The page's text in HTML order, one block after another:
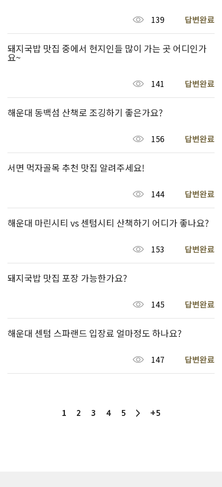
139 답변완료
돼지국밥 맛집 중에서 현지인들 많이 가는 곳 어디인가
요~
141 답변완료
해운대 동백섬 산책로 조깅하기 좋은가요?
156 답변완료
서면 먹자골목 추천 맛집 알려주세요!
144 답변완료
해운대 마린시티 vs 센텀시티 산책하기 어디가 좋나요?
153 답변완료
돼지국밥 맛집 포장 가능한가요?
145 답변완료
해운대 센텀 스파랜드 입장료 얼마정도 하나요?
147 답변완료
1 2 3 4 5 > +5